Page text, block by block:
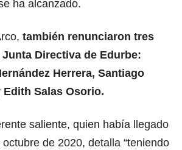
ha alcanzado.
también renunciaron tres
Directiva de Edurbe:
Herrera, Santiago
Edith Salas Osorio.
saliente, quien había llegado
de 2020, detalla “teniendo